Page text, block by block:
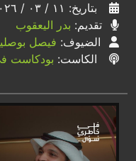
بتاريخ: ١١ / ٠٣ / ٢٠٢٦
تقديم: بدر اليعقوب
الضيوف: فيصل
الكاست: بودكاست